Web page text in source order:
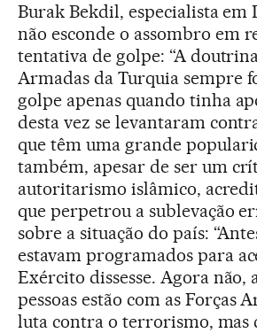
Burak Bekdil, especialista em
não esconde o assombro em
tentativa de golpe: “A
Armadas da Turquia sempre
golpe apenas quando tinha
desta vez se levantaram
que têm uma grande
também, apesar de ser um
autoritarismo islâmico,
que perpetrou a sublevação
sobre a situação do país:
estavam programados para
Exército dissesse. Agora não,
pessoas estão com as Forças
luta contra o terrorismo, mas